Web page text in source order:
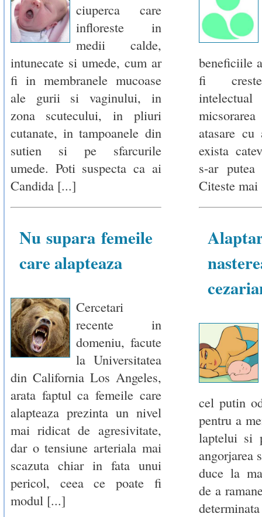
ciuperca care
infloreste in
medii calde,
intunecate si umede, cum ar
fi in membranele mucoase
ale gurii si vaginului, in
zona scutecului, in pliuri
cutanate, in tampoanele din
sutien si pe sfarcurile
umede. Poti suspecta ca ai
Candida [...]
beneficiile
fi
atasare cu
exista
s-ar
Citeste
Nu supara femeile
care alapteaza
Cercetari
recente in
domeniu, facute
la Universitatea
din California Los Angeles,
arata faptul ca femeile care
alapteaza prezinta un nivel
mai ridicat de agresivitate,
dar o tensiune arteriala mai
scazuta chiar in fata unui
pericol, ceea ce poate fi
modul [...]
cel putin
pentru a
laptelui si
angorjarea
duce la
de a